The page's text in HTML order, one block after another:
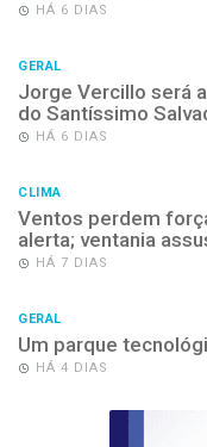
HÁ 6 DIAS
GERAL
Jorge Vercillo será
do Santíssimo
HÁ 6 DIAS
CLIMA
Ventos perdem
alerta; ventania
HÁ 7 DIAS
GERAL
Um parque
HÁ 4 DIAS